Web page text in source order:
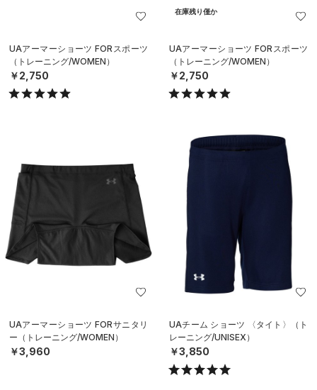
UAアーマーショーツ FORスポーツ
（トレーニング/WOMEN）
￥2,750
在庫残り僅か
UAアーマーショーツ FORスポーツ
（トレーニング/WOMEN）
￥2,750
UAアーマーショーツ FORサニタリ
ー（トレーニング/WOMEN）
￥3,960
UAチーム ショーツ 〈タイト〉（ト
レーニング/UNISEX）
￥3,850